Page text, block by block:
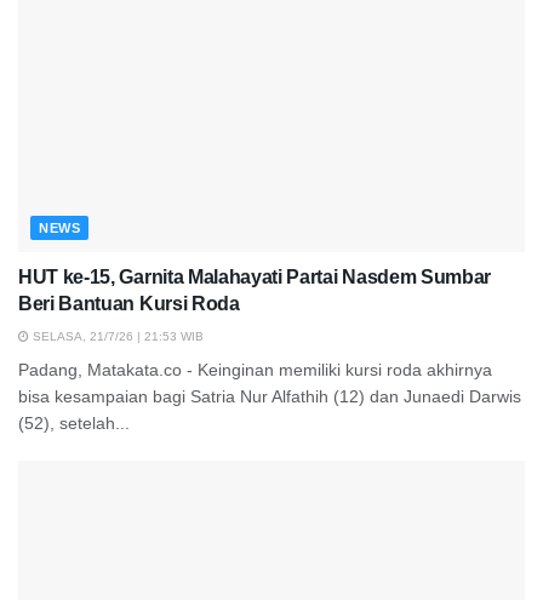
NEWS
HUT ke-15, Garnita Malahayati Partai Nasdem Sumbar
Beri Bantuan Kursi Roda
SELASA, 21/7/26 | 21:53 WIB
Padang, Matakata.co - Keinginan memiliki kursi roda akhirnya
bisa kesampaian bagi Satria Nur Alfathih (12) dan Junaedi Darwis
(52), setelah...